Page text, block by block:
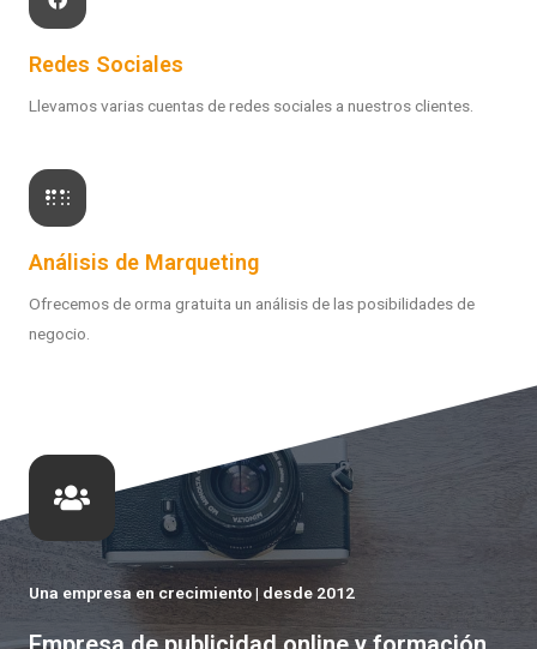
Redes Sociales
Llevamos varias cuentas de redes sociales a nuestros clientes.
Análisis de Marqueting
Ofrecemos de orma gratuita un análisis de las posibilidades de
negocio.
Una empresa en crecimiento | desde 2012